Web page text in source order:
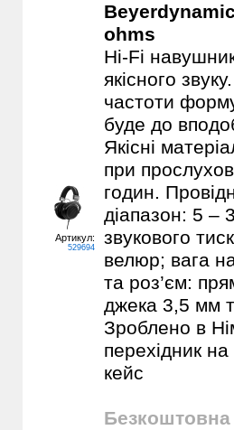
Артикул:
529694
ohms
Hi-Fi
якісного
частоти
буде до
Якісні
при
годин.
діапазон: 5 –
звукового
велюр; вага
та роз’єм:
джека 3,5 мм
Зроблено в
перехідник
кейс
Безкоштовна